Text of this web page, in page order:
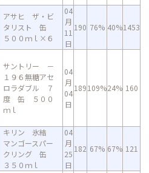
アサヒ ザ・ビ
タリスト 缶
５００ｍｌ×６
04
月
11
日
190 76% 40%1453
サントリー －
１９６無糖アセ
ロラダブル ７
度 缶 ５００
ｍｌ
04
月
04
日
189109%24% 160
キリン 氷結
マンゴースパー
クリング 缶
３５０ｍｌ
04
月
25
日
182 67% 67% 121